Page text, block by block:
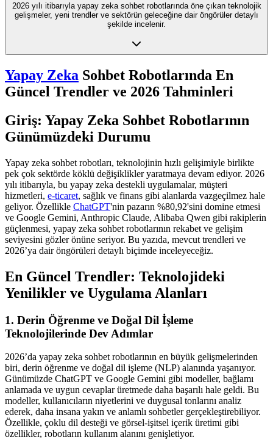
2026 yılı itibarıyla yapay zeka sohbet robotlarında öne çıkan teknolojik
gelişmeler, yeni trendler ve sektörün geleceğine dair öngörüler detaylı
şekilde incelenir.
Yapay Zeka Sohbet Robotlarında En
Güncel Trendler ve 2026 Tahminleri
Giriş: Yapay Zeka Sohbet Robotlarının
Günümüzdeki Durumu
Yapay zeka sohbet robotları, teknolojinin hızlı gelişimiyle birlikte
pek çok sektörde köklü değişiklikler yaratmaya devam ediyor. 2026
yılı itibarıyla, bu yapay zeka destekli uygulamalar, müşteri
hizmetleri, e-ticaret, sağlık ve finans gibi alanlarda vazgeçilmez hale
geliyor. Özellikle ChatGPT'nin pazarın %80,92'sini domine etmesi
ve Google Gemini, Anthropic Claude, Alibaba Qwen gibi rakiplerin
güçlenmesi, yapay zeka sohbet robotlarının rekabet ve gelişim
seviyesini gözler önüne seriyor. Bu yazıda, mevcut trendleri ve
2026’ya dair öngörüleri detaylı biçimde inceleyeceğiz.
En Güncel Trendler: Teknolojideki
Yenilikler ve Uygulama Alanları
1. Derin Öğrenme ve Doğal Dil İşleme
Teknolojilerinde Dev Adımlar
2026’da yapay zeka sohbet robotlarının en büyük gelişmelerinden
biri, derin öğrenme ve doğal dil işleme (NLP) alanında yaşanıyor.
Günümüzde ChatGPT ve Google Gemini gibi modeller, bağlamı
anlamada ve uygun cevaplar üretmede daha başarılı hale geldi. Bu
modeller, kullanıcıların niyetlerini ve duygusal tonlarını analiz
ederek, daha insana yakın ve anlamlı sohbetler gerçekleştirebiliyor.
Özellikle, çoklu dil desteği ve görsel-işitsel içerik üretimi gibi
özellikler, robotların kullanım alanını genişletiyor.